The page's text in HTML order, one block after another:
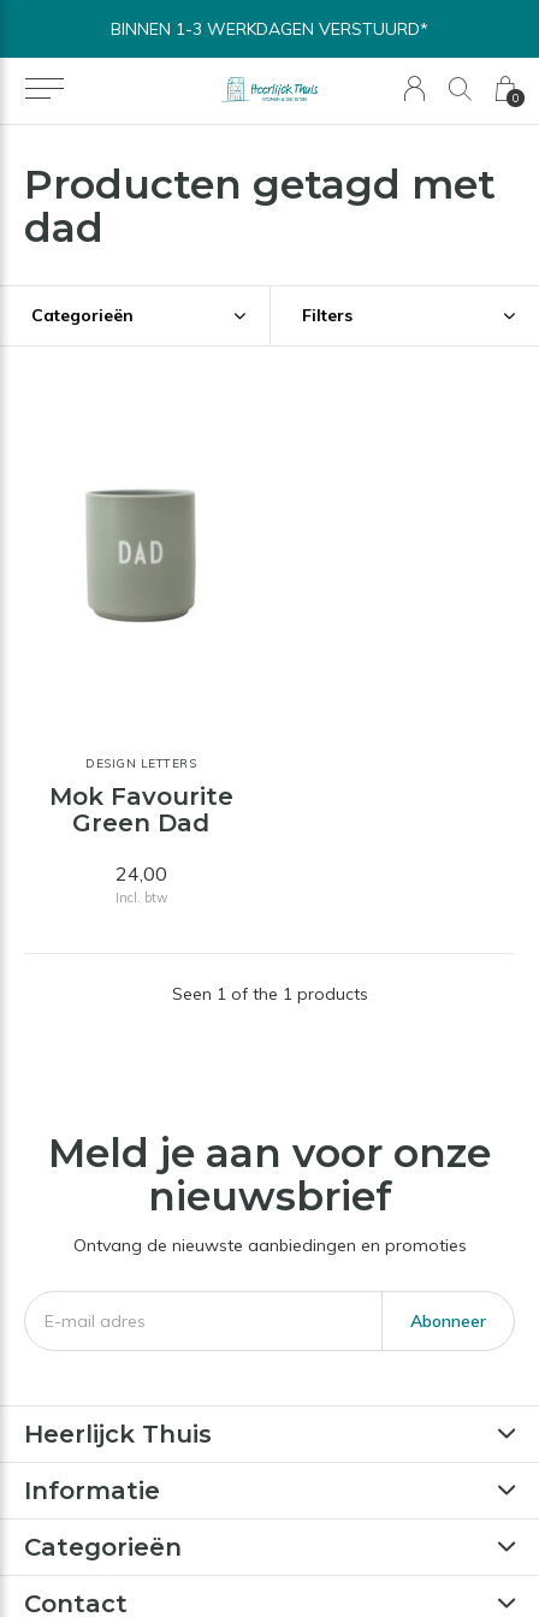
0
BINNEN 1-3 WERKDAGEN VERSTUURD*
Producten getagd met
dad
Categorieën Filters
DESIGN LETTERS
Mok Favourite
Green Dad
24,00
Incl. btw
Seen 1 of the 1 products
Meld je aan voor onze
nieuwsbrief
Ontvang de nieuwste aanbiedingen en promoties
Abonneer
Heerlijck Thuis
Informatie
Categorieën
Contact